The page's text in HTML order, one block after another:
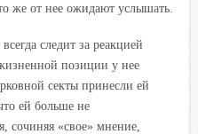
же от нее ожидают услышать.
следит за реакцией
позиции у нее
секты принесли ей
ей больше не
сочиняя «свое» мнение,